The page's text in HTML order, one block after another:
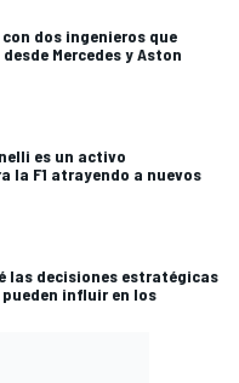
dos ingenieros que
Mercedes y Aston
es un activo
la F1 atrayendo a nuevos
las decisiones estratégicas
influir en los